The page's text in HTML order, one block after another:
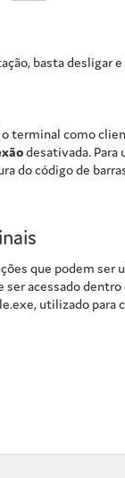
basta desligar
como
desativada. Para
do código de
que podem ser
acessado dentro
utilizado para